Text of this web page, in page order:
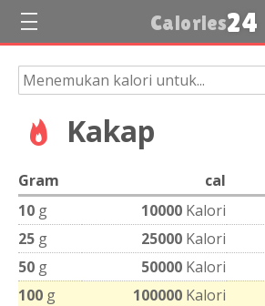
Calories24
Kakap
Gram cal
10 g 10000 Kalori
25 g 25000 Kalori
50 g 50000 Kalori
100 g 100000 Kalori